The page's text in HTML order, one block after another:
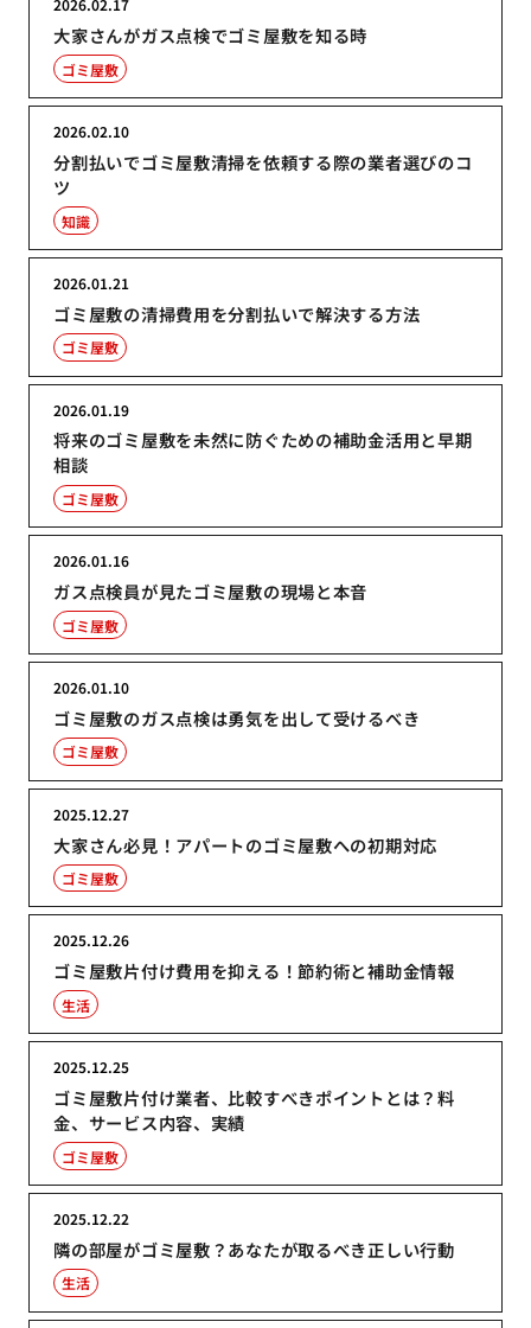
大家さんがガス点検でゴミ屋敷を知る時
2026.02.17
ゴミ屋敷
分割払いでゴミ屋敷清掃を依頼する際の業者選びのコ
ツ
2026.02.10
知識
ゴミ屋敷の清掃費用を分割払いで解決する方法
2026.01.21
ゴミ屋敷
将来のゴミ屋敷を未然に防ぐための補助金活用と早期
相談
2026.01.19
ゴミ屋敷
ガス点検員が見たゴミ屋敷の現場と本音
2026.01.16
ゴミ屋敷
ゴミ屋敷のガス点検は勇気を出して受けるべき
2026.01.10
ゴミ屋敷
大家さん必見！アパートのゴミ屋敷への初期対応
2025.12.27
ゴミ屋敷
ゴミ屋敷片付け費用を抑える！節約術と補助金情報
2025.12.26
生活
ゴミ屋敷片付け業者、比較すべきポイントとは？料
金、サービス内容、実績
2025.12.25
ゴミ屋敷
隣の部屋がゴミ屋敷？あなたが取るべき正しい行動
2025.12.22
生活